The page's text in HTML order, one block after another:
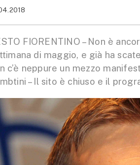
FIORENTINO – Non è
di maggio, e già ha
c’è neppure un mezzo
– Il sito è chiuso e il